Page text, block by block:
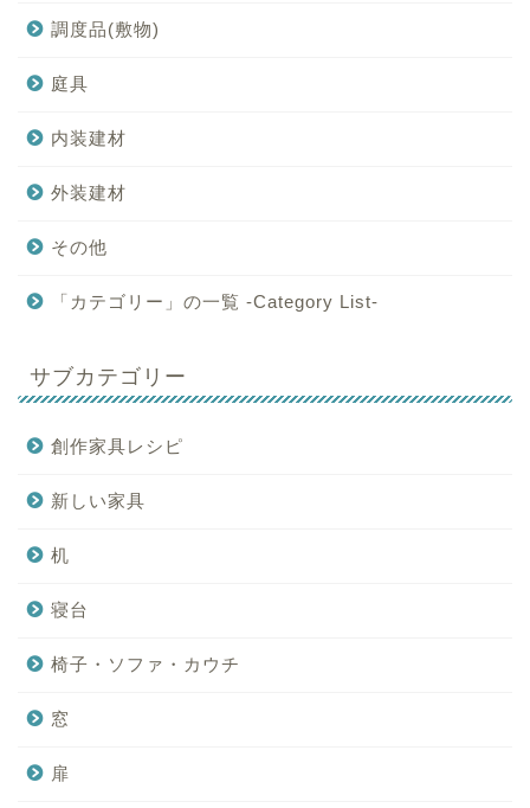
調度品(敷物)
庭具
内装建材
外装建材
その他
「カテゴリー」の一覧 -Category List-
サブカテゴリー
創作家具レシピ
新しい家具
机
寝台
椅子・ソファ・カウチ
窓
扉